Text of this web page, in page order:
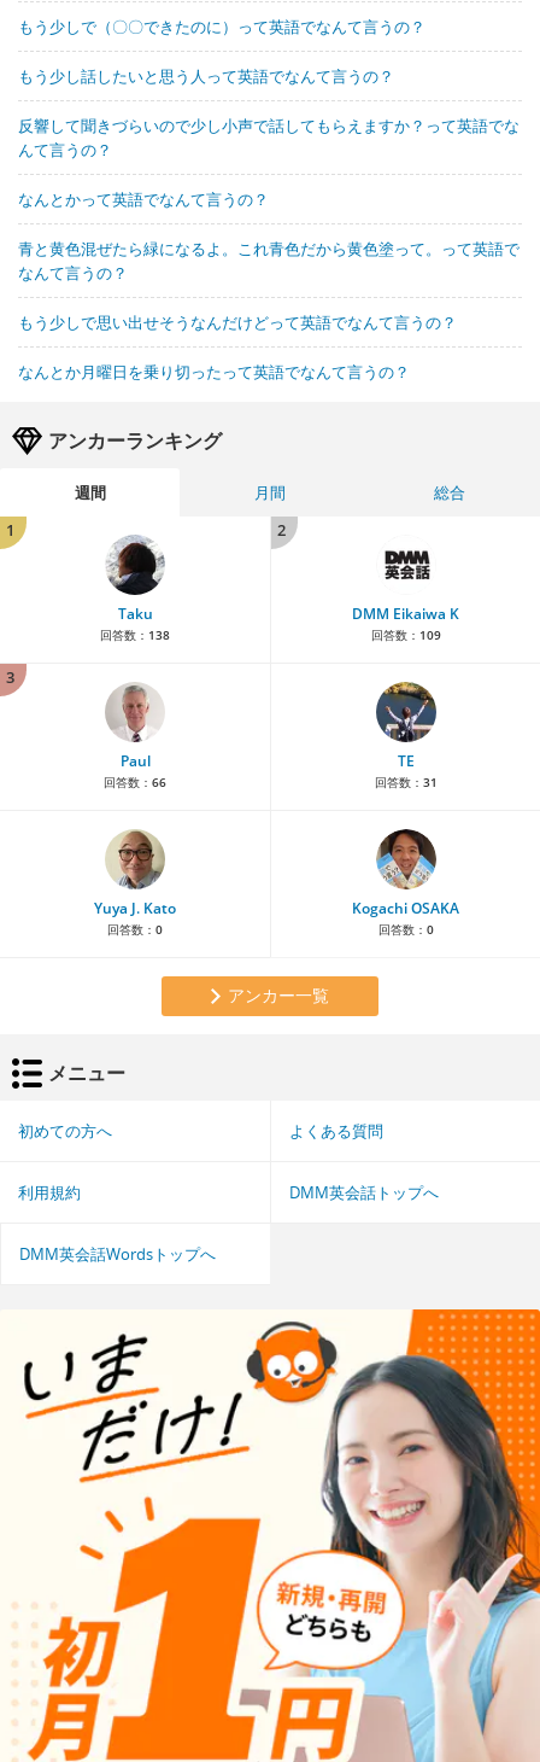
もう少しで（〇〇できたのに）って英語でなんて言うの？
もう少し話したいと思う人って英語でなんて言うの？
反響して聞きづらいので少し小声で話してもらえますか？って英語でな
んて言うの？
なんとかって英語でなんて言うの？
青と黄色混ぜたら緑になるよ。これ青色だから黄色塗って。って英語で
なんて言うの？
もう少しで思い出せそうなんだけどって英語でなんて言うの？
なんとか月曜日を乗り切ったって英語でなんて言うの？
アンカーランキング
週間 月間
総合
1
Taku
回答数： 138
2
DMM Eikaiwa K
回答数： 109
3
Paul
回答数： 66
TE
回答数： 31
Yuya J. Kato
回答数： 0
Kogachi OSAKA
回答数： 0
アンカー一覧
メニュー
初めての方へ よくある質問
利用規約 DMM英会話トップへ
DMM英会話Wordsトップへ